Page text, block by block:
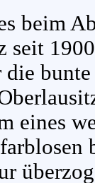
beim
seit
eines